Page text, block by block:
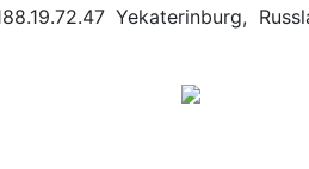
Yekaterinburg,